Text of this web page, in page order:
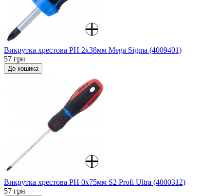
Викрутка хрестова PH 2x38мм Мega Sigma (4009401)
57 грн
До кошика
Викрутка хрестова PH 0x75мм S2 Profi Ultra (4000312)
57 грн